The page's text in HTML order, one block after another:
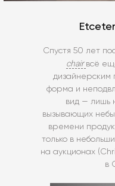
Спустя 50 лет
chair всё
дизайнерским
форма и
вид — лишь
вызывающих
времени
только в
на аукционах
в